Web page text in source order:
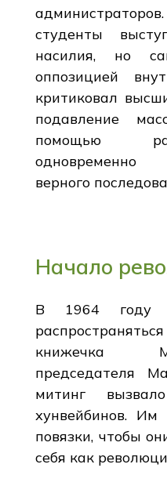
студенты
насилия, но
оппозицией
критиковал
подавление
помощью
одновременно
верного
Начало
В 1964 году
книжечка
председателя
митинг
хунвейбинов.
повязки, чтобы
себя как